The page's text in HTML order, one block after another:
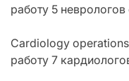
работу 5
Cardiology
работу 7